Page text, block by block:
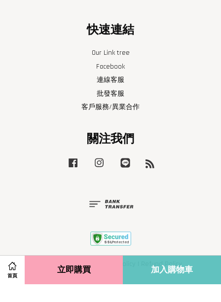
首頁
立即購買 加入購物車
快速連結
Our Link tree
Facebook
連線客服
批發客服
客戶服務/異業合作
關注我們
Facebook Instagram
Terms of Service| Refund Policy